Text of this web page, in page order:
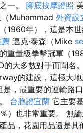
一。 腳底按摩證照
（Muhammad 外資設
1960年），這是本
薦 邁克·泰森（Mike
重量級拳擊冠軍（
的大多數對手而聞名。
的建設，這極大
是，最重要的運輸路
台胞證宜蘭 它主要
）也非常重要。 無
品，花園用品還是其